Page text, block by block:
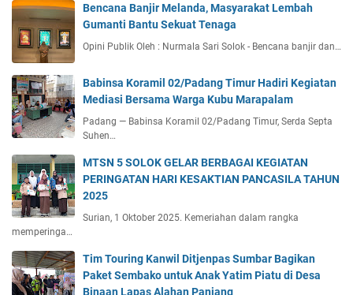
Bencana Banjir Melanda, Masyarakat Lembah
Gumanti Bantu Sekuat Tenaga
Opini Publik Oleh : Nurmala Sari Solok - Bencana banjir dan…
Babinsa Koramil 02/Padang Timur Hadiri Kegiatan
Mediasi Bersama Warga Kubu Marapalam
Padang — Babinsa Koramil 02/Padang Timur, Serda Septa
Suhen…
MTSN 5 SOLOK GELAR BERBAGAI KEGIATAN
PERINGATAN HARI KESAKTIAN PANCASILA TAHUN
2025
Surian, 1 Oktober 2025. Kemeriahan dalam rangka
memperinga…
Tim Touring Kanwil Ditjenpas Sumbar Bagikan
Paket Sembako untuk Anak Yatim Piatu di Desa
Binaan Lapas Alahan Panjang